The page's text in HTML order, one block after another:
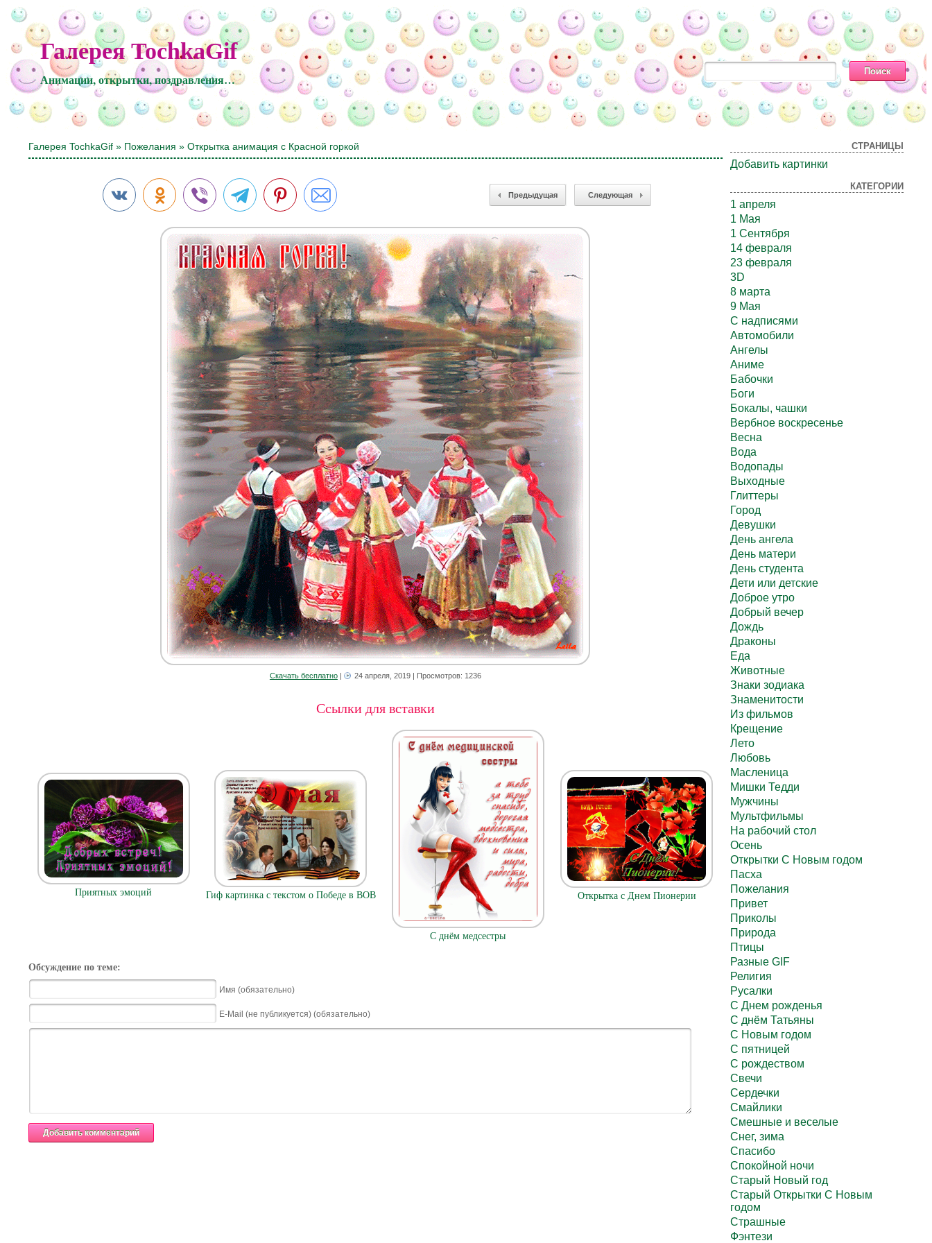
Галерея TochkaGif
Анимации, открытки, поздравления…
Галерея TochkaGif » Пожелания » Открытка анимация с Красной горкой
Предыдущая Следующая
Скачать бесплатно| 24 апреля, 2019| Просмотров: 1236
Ссылки для вставки
Приятных эмоций Гиф картинка с текстом о Победе в ВОВ
С днём медсестры
Открытка с Днем Пионерии
Обсуждение по теме:
Имя (обязательно)
E-Mail (не публикуется) (обязательно)
СТРАНИЦЫ
Добавить картинки
КАТЕГОРИИ
1 апреля
1 Мая
1 Сентября
14 февраля
23 февраля
3D
8 марта
9 Мая
C надписями
Автомобили
Ангелы
Аниме
Бабочки
Боги
Бокалы, чашки
Вербное воскресенье
Весна
Вода
Водопады
Выходные
Глиттеры
Город
Девушки
День ангела
День матери
День студента
Дети или детские
Доброе утро
Добрый вечер
Дождь
Драконы
Еда
Животные
Знаки зодиака
Знаменитости
Из фильмов
Крещение
Лето
Любовь
Масленица
Мишки Тедди
Мужчины
Мультфильмы
На рабочий стол
Осень
Открытки С Новым годом
Пасха
Пожелания
Привет
Приколы
Природа
Птицы
Разные GIF
Религия
Русалки
С Днем рожденья
С днём Татьяны
С Новым годом
С пятницей
С рождеством
Свечи
Сердечки
Смайлики
Смешные и веселые
Снег, зима
Спасибо
Спокойной ночи
Старый Новый год
Старый Открытки С Новым
годом
Страшные
Фэнтези